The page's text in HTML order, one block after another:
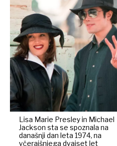
Lisa Marie Presley in Michael
Jackson sta se spoznala na
današnji dan leta 1974, na
včerajšnjega dvajset let